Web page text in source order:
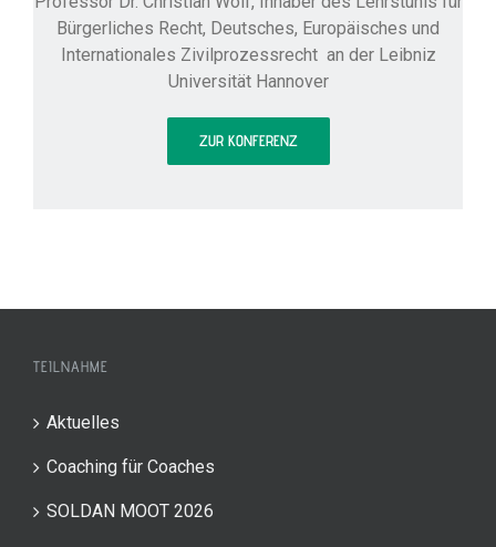
Bürgerliches Recht, Deutsches, Europäisches und
Internationales Zivilprozessrecht an der Leibniz
Universität Hannover
ZUR KONFERENZ
TEILNAHME
Aktuelles
Coaching für Coaches
SOLDAN MOOT 2026